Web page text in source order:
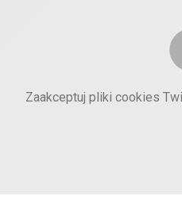
Zaakceptuj pliki cookies